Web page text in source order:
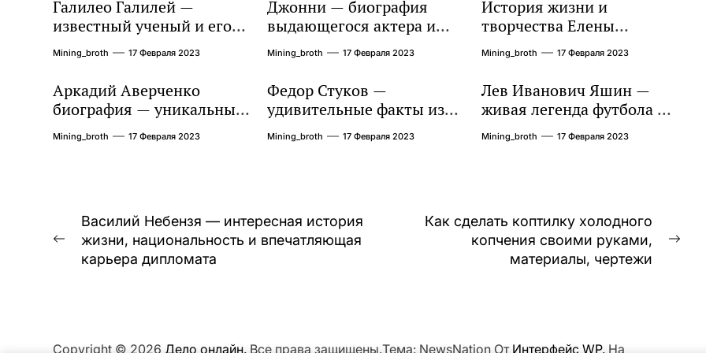
Галилео Галилей —
известный ученый и его
открытия — краткая
биография, достижения и
вклад в науку
Mining_broth 17 Февраля 2023
Джонни — биография
выдающегося актера и
талантливого певца, чья
артистичность
захватывает миллионы
сердец
Mining_broth 17 Февраля 2023
История жизни и
творчества Елены
Дубровской — биография,
достижения, интересные
факты
Mining_broth 17 Февраля 2023
Аркадий Аверченко
биография — уникальный
талант, чье детство,
творчество и
Mining_broth 17 Февраля 2023
Федор Стуков —
удивительные факты из
биографии и личной
жизни
Mining_broth 17 Февраля 2023
Лев Иванович Яшин —
живая легенда футбола —
его биография,
впечатляющие
Mining_broth 17 Февраля 2023
Навигация
по
записям
Предыдущая
запись:
Василий Небензя — интересная история
жизни, национальность и впечатляющая
карьера дипломата
Как сделать коптилку холодного
копчения своими руками,
материалы, чертежи
Copyright © 2026 Дело онлайн. Все права защищены.Тема: NewsNation От Интерфейс WP. На